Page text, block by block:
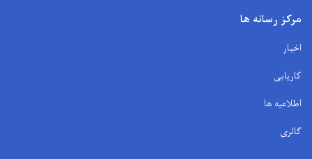
مرکز رسانه ها
اخبار
کاریابی
اطلاعیه ها
گالری